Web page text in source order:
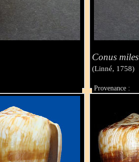
Conus miles
(Linné, 1758)
Provenance :
Taille :